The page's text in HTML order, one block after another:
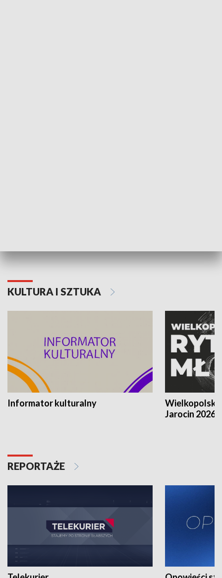
KULTURA I SZTUKA
Informator kulturalny
Jarocin 2026
REPORTAŻE